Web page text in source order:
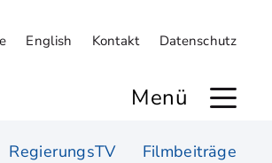
English Kontakt Datenschutz
Menü
RegierungsTV Filmbeiträge